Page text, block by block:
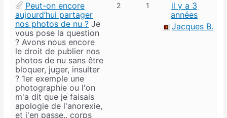
Peut-on encore
aujourd’hui partager
nos photos de nu ? Je
vous pose la question
? Avons nous encore
le droit de publier nos
photos de nu sans être
bloquer, juger, insulter
? 1er exemple une
photographie ou l'on
m'a dit que je faisais
apologie de l'anorexie,
et j'en passe.. corps
2 1
il y a 3
années
Jacques B.